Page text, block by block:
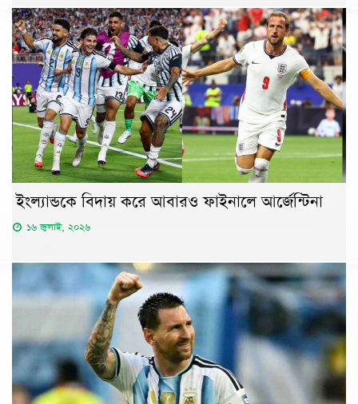
ইংল্যান্ডকে বিদায় করে আবারও ফাইনালে আর্জেন্টিনা
১৬ জুলাই, ২০২৬